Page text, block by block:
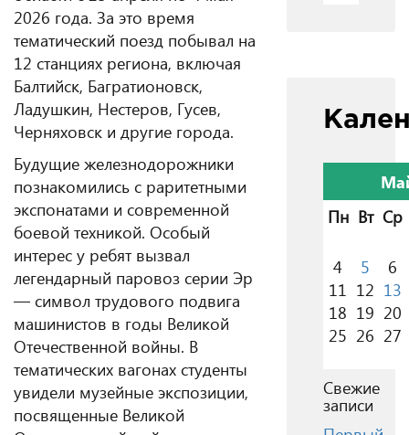
2026 года. За это время
тематический поезд побывал на
12 станциях региона, включая
Балтийск, Багратионовск,
Ладушкин, Нестеров, Гусев,
Черняховск и другие города.
Будущие железнодорожники
познакомились с раритетными
экспонатами и современной
боевой техникой. Особый
интерес у ребят вызвал
легендарный паровоз серии Эр
— символ трудового подвига
машинистов в годы Великой
Отечественной войны. В
тематических вагонах студенты
увидели музейные экспозиции,
посвященные Великой
Пн Вт Ср
4 5
6
11 12 13
18 19 20
25 26 27
Свежие
записи